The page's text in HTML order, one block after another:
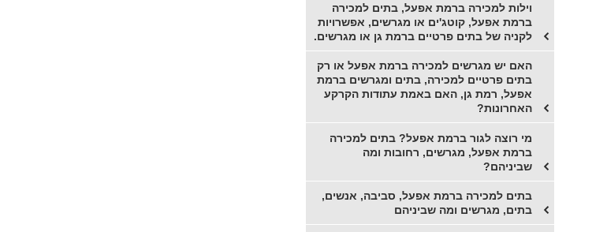
וילות למכירה ברמת אפעל, בתים למכירה
ברמת אפעל, קוטג'ים או מגרשים, אפשרויות
לקניה של בתים פרטיים ברמת גן או מגרשים.
האם יש מגרשים למכירה ברמת אפעל או רק
בתים פרטיים למכירה, בתים ומגרשים ברמת
אפעל, רמת גן, האם באמת עתודות הקרקע
האחרונות?
מי רוצה לגור ברמת אפעל? בתים למכירה
ברמת אפעל, מגרשים, רחובות ומה
שביניהם?
בתים למכירה ברמת אפעל, סביבה, אנשים,
בתים, מגרשים ומה שביניהם